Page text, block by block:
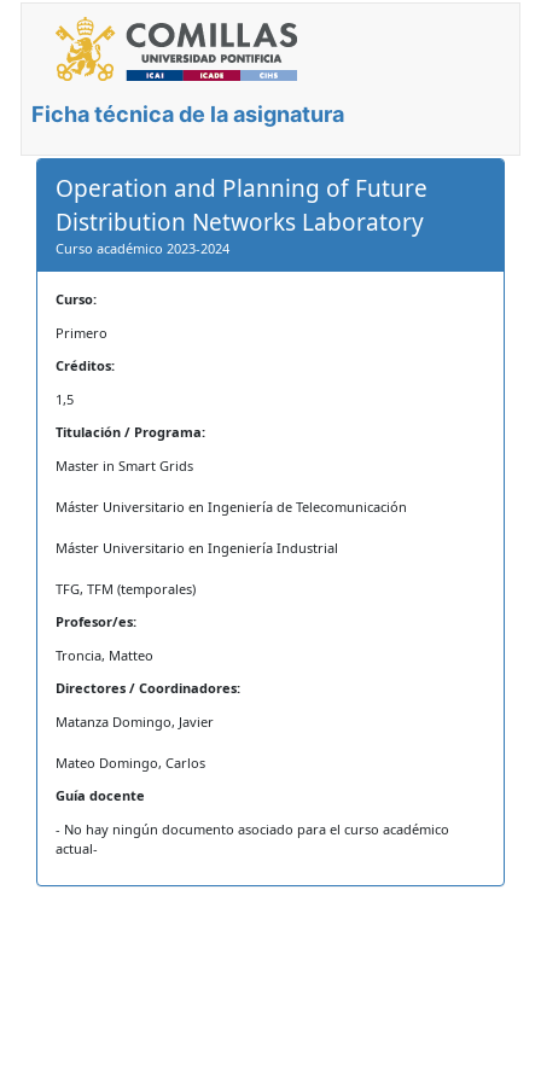
Ficha técnica de la asignatura
Operation and Planning of Future
Distribution Networks Laboratory
Curso académico 2023-2024
Curso:
Primero
Créditos:
1,5
Titulación / Programa:
Master in Smart Grids
Máster Universitario en Ingeniería de Telecomunicación
Máster Universitario en Ingeniería Industrial
TFG, TFM (temporales)
Profesor/es:
Troncia, Matteo
Directores / Coordinadores:
Matanza Domingo, Javier
Mateo Domingo, Carlos
Guía docente
- No hay ningún documento asociado para el curso académico
actual-